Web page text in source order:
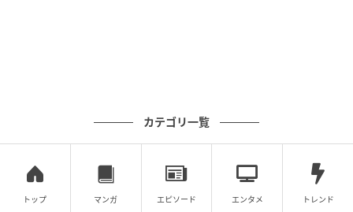
カテゴリ一覧
トップ マンガ エピソード エンタメ トレンド